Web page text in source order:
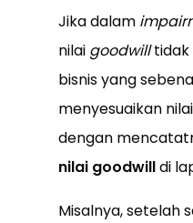
Jika dalam
nilai goodwilltidak
bisnis yang
menyesuaikan
dengan
nilai goodwilldi
Misalnya, setelah